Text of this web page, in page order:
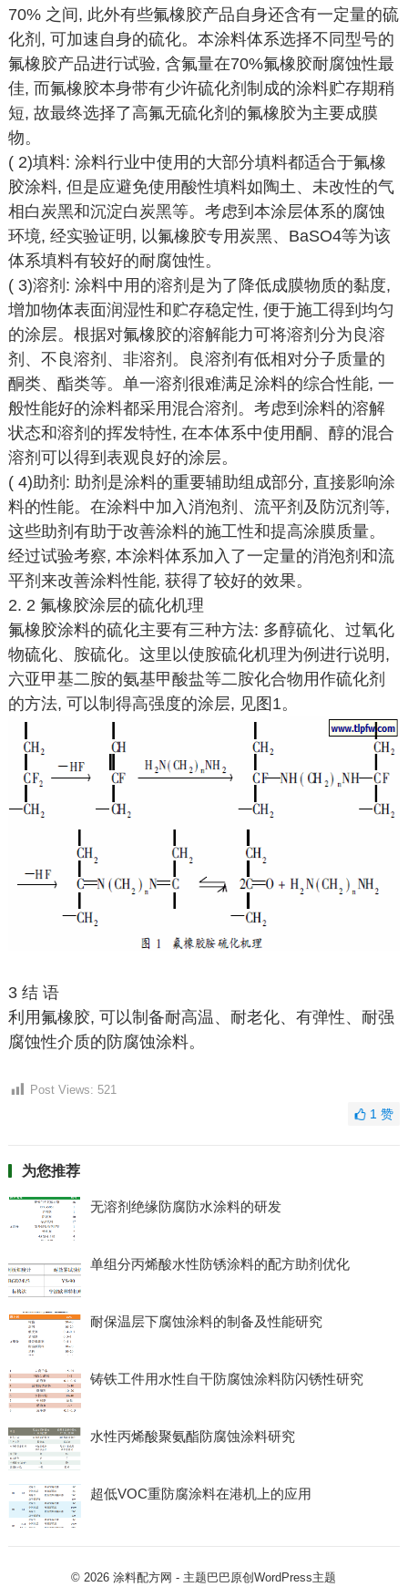
70% 之间, 此外有些氟橡胶产品自身还含有一定量的硫
化剂, 可加速自身的硫化。本涂料体系选择不同型号的
氟橡胶产品进行试验, 含氟量在70%氟橡胶耐腐蚀性最
佳, 而氟橡胶本身带有少许硫化剂制成的涂料贮存期稍
短, 故最终选择了高氟无硫化剂的氟橡胶为主要成膜
物。
( 2)填料: 涂料行业中使用的大部分填料都适合于氟橡
胶涂料, 但是应避免使用酸性填料如陶土、未改性的气
相白炭黑和沉淀白炭黑等。考虑到本涂层体系的腐蚀
环境, 经实验证明, 以氟橡胶专用炭黑、BaSO4等为该
体系填料有较好的耐腐蚀性。
( 3)溶剂: 涂料中用的溶剂是为了降低成膜物质的黏度,
增加物体表面润湿性和贮存稳定性, 便于施工得到均匀
的涂层。根据对氟橡胶的溶解能力可将溶剂分为良溶
剂、不良溶剂、非溶剂。良溶剂有低相对分子质量的
酮类、酯类等。单一溶剂很难满足涂料的综合性能, 一
般性能好的涂料都采用混合溶剂。考虑到涂料的溶解
状态和溶剂的挥发特性, 在本体系中使用酮、醇的混合
溶剂可以得到表观良好的涂层。
( 4)助剂: 助剂是涂料的重要辅助组成部分, 直接影响涂
料的性能。在涂料中加入消泡剂、流平剂及防沉剂等,
这些助剂有助于改善涂料的施工性和提高涂膜质量。
经过试验考察, 本涂料体系加入了一定量的消泡剂和流
平剂来改善涂料性能, 获得了较好的效果。
2. 2 氟橡胶涂层的硫化机理
氟橡胶涂料的硫化主要有三种方法: 多醇硫化、过氧化
物硫化、胺硫化。这里以使胺硫化机理为例进行说明,
六亚甲基二胺的氨基甲酸盐等二胺化合物用作硫化剂
的方法, 可以制得高强度的涂层, 见图1。
3 结 语
利用氟橡胶, 可以制备耐高温、耐老化、有弹性、耐强
腐蚀性介质的防腐蚀涂料。
Post Views: 521
1赞
为您推荐
无溶剂绝缘防腐防水涂料的研发
单组分丙烯酸水性防锈涂料的配方助剂优化
耐保温层下腐蚀涂料的制备及性能研究
铸铁工件用水性自干防腐蚀涂料防闪锈性研究
水性丙烯酸聚氨酯防腐蚀涂料研究
超低VOC重防腐涂料在港机上的应用
© 2026涂料配方网 - 主题巴巴原创WordPress主题